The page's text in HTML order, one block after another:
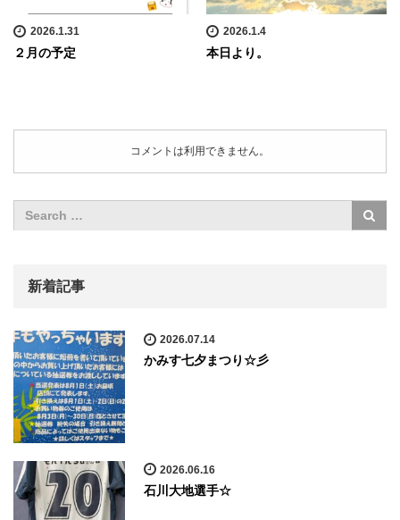
2026.1.31
２月の予定
2026.1.4
本日より。
コメントは利用できません。
新着記事
2026.07.14
かみす七夕まつり☆彡
2026.06.16
石川大地選手☆